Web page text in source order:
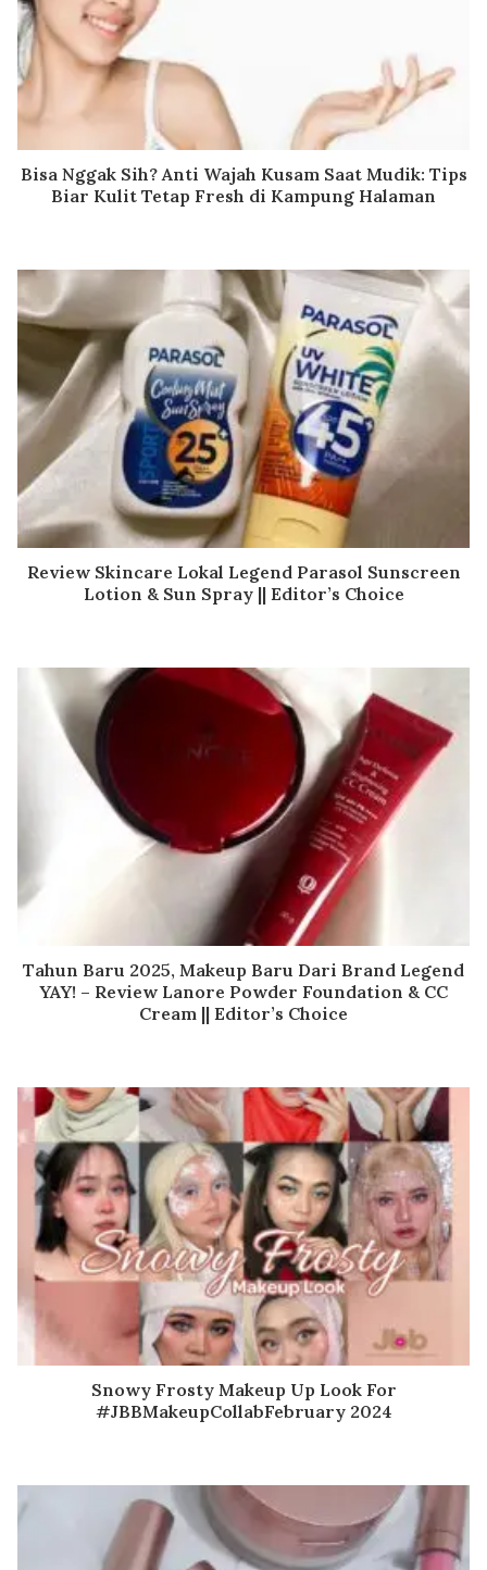
Bisa Nggak Sih? Anti Wajah Kusam Saat Mudik: Tips
Biar Kulit Tetap Fresh di Kampung Halaman
Review Skincare Lokal Legend Parasol Sunscreen
Lotion & Sun Spray || Editor’s Choice
Tahun Baru 2025, Makeup Baru Dari Brand Legend
YAY! – Review Lanore Powder Foundation & CC
Cream || Editor’s Choice
Snowy Frosty Makeup Up Look For
#JBBMakeupCollabFebruary 2024